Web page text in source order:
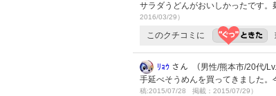
サラダうどんがおいしかったです
2016/03/29）
このクチコミに
ﾘｮｳ さん （男性/熊本市/20代/
手延べそうめんを買ってきました
稿:2015/07/28 掲載：2015/07/29）